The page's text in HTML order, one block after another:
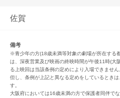
佐賀
備考
※青少年の方(18歳未満等対象の劇場が所在する
は、深夜営業及び映画の終映時間が午後11時(大
る上映回は当該条例の定めにより入場できません
但し、条例が上記と異なる定めをしているとき
す。
大阪府においては16歳未満の方で保護者同伴で